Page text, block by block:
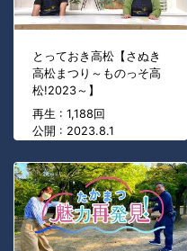
とっておき高松【さぬき
高松まつり～ものっそ高
松!2023～】
再生 : 1,188回
公開 : 2023.8.1